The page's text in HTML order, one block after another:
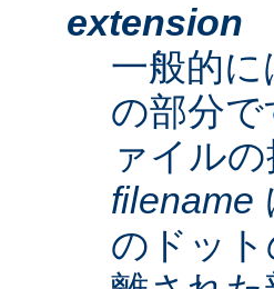
extension
一般的に
の部分
ァイル
filename
のドッ